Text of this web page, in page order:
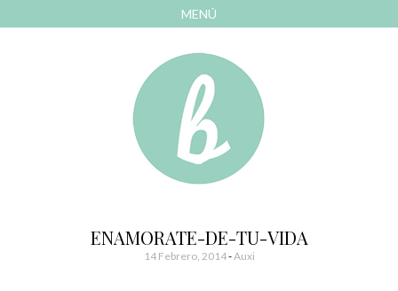
MENÚ
Bonitismos
ENAMORATE-DE-TU-VIDA
14 Febrero, 2014-Auxi